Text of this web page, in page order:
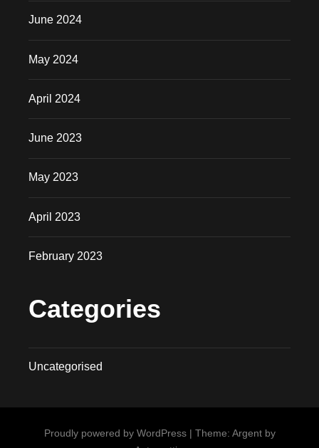
June 2024
May 2024
April 2024
June 2023
May 2023
April 2023
February 2023
Categories
Uncategorised
Proudly powered by WordPress | Theme: Argent by